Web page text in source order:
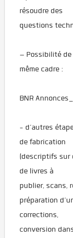
résoudre des
questions
– Possibilité
même cadre :
BNR
- d’autres
de fabrication
(descriptifs sur
de livres à
publier, scans,
préparation
corrections,
conversion